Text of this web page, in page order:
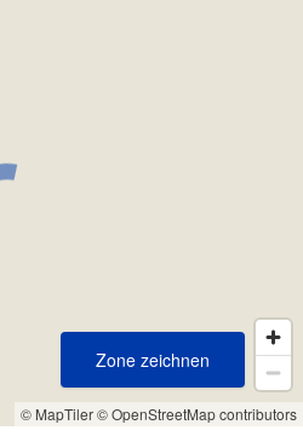
© MapTiler© OpenStreetMap contributors
Zone zeichnen
Zone zeichnen